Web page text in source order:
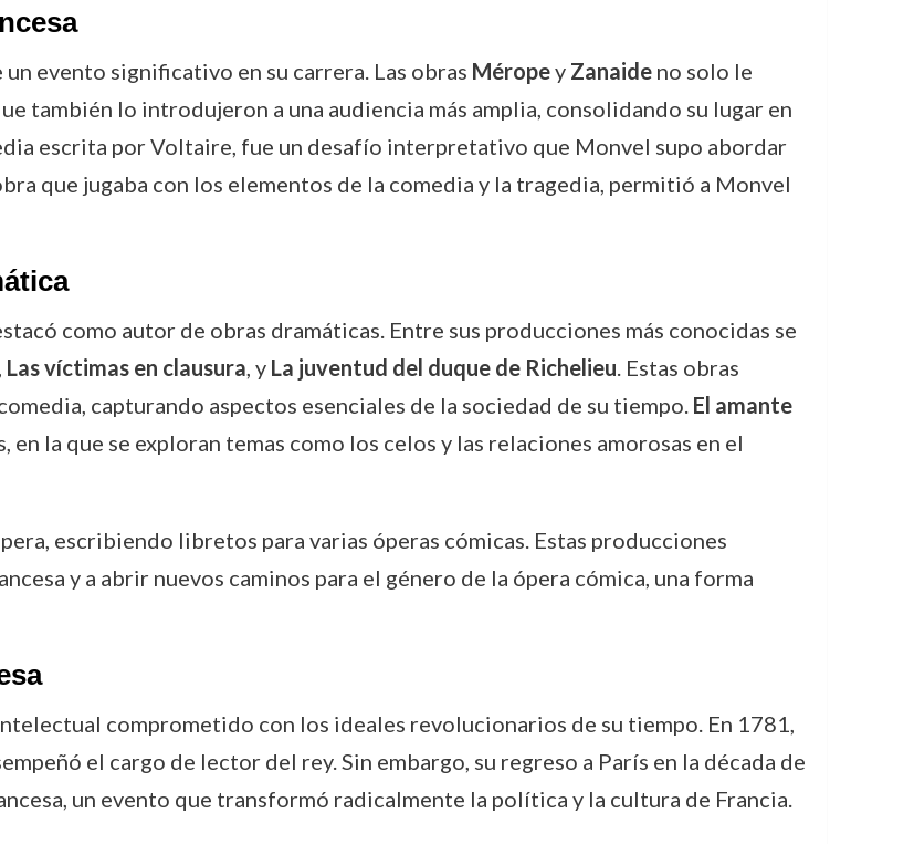
evento significativo en su carrera. Las obras Méropey Zanaideno solo le
también lo introdujeron a una audiencia más amplia, consolidando su lugar en
escrita por Voltaire, fue un desafío interpretativo que Monvel supo abordar
que jugaba con los elementos de la comedia y la tragedia, permitió a Monvel
como autor de obras dramáticas. Entre sus producciones más conocidas se
Las víctimas en clausura, y La juventud del duque de Richelieu. Estas obras
capturando aspectos esenciales de la sociedad de su tiempo. El amante
en la que se exploran temas como los celos y las relaciones amorosas en el
escribiendo libretos para varias óperas cómicas. Estas producciones
y a abrir nuevos caminos para el género de la ópera cómica, una forma
comprometido con los ideales revolucionarios de su tiempo. En 1781,
el cargo de lector del rey. Sin embargo, su regreso a París en la década de
un evento que transformó radicalmente la política y la cultura de Francia.